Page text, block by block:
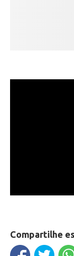
Compartilhe